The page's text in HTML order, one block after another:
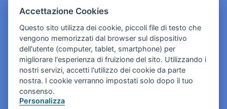
Cookies e informativa privacy
Accettazione Cookies
Questo sito utilizza dei cookie, piccoli file di testo che
vengono memorizzati dal browser sul dispositivo
dell'utente (computer, tablet, smartphone) per
migliorare l'esperienza di fruizione del sito. Utilizzando i
nostri servizi, accetti l'utilizzo dei cookie da parte
nostra. I cookie verranno impostati solo dopo il tuo
consenso.
Personalizza